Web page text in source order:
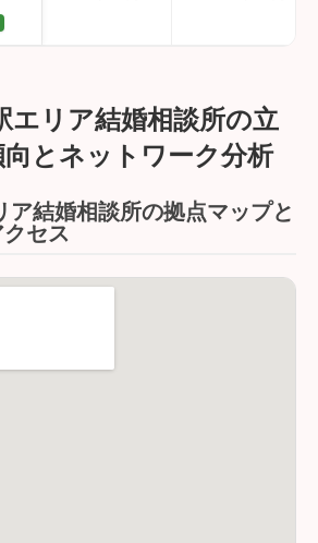
エリア結婚相談所の立
とネットワーク分析
ア結婚相談所の拠点マップと
セス